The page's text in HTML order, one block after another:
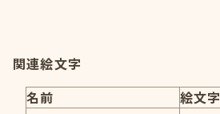
関連絵文字
名前
絵文字